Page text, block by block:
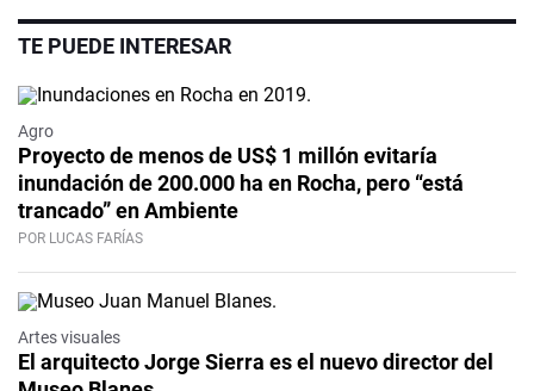
TE PUEDE INTERESAR
Agro
Proyecto de menos de US$ 1 millón evitaría
inundación de 200.000 ha en Rocha, pero “está
trancado” en Ambiente
POR LUCAS FARÍAS
Artes visuales
El arquitecto Jorge Sierra es el nuevo director del